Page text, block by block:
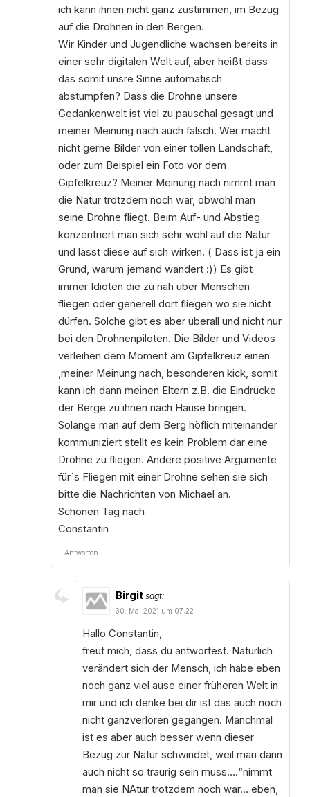
ich kann ihnen nicht ganz zustimmen, im Bezug
auf die Drohnen in den Bergen.
Wir Kinder und Jugendliche wachsen bereits in
einer sehr digitalen Welt auf, aber heißt dass
das somit unsre Sinne automatisch
abstumpfen? Dass die Drohne unsere
Gedankenwelt ist viel zu pauschal gesagt und
meiner Meinung nach auch falsch. Wer macht
nicht gerne Bilder von einer tollen Landschaft,
oder zum Beispiel ein Foto vor dem
Gipfelkreuz? Meiner Meinung nach nimmt man
die Natur trotzdem noch war, obwohl man
seine Drohne fliegt. Beim Auf- und Abstieg
konzentriert man sich sehr wohl auf die Natur
und lässt diese auf sich wirken. ( Dass ist ja ein
Grund, warum jemand wandert :)) Es gibt
immer Idioten die zu nah über Menschen
fliegen oder generell dort fliegen wo sie nicht
dürfen. Solche gibt es aber überall und nicht nur
bei den Drohnenpiloten. Die Bilder und Videos
verleihen dem Moment am Gipfelkreuz einen
,meiner Meinung nach, besonderen kick, somit
kann ich dann meinen Eltern z.B. die Eindrücke
der Berge zu ihnen nach Hause bringen.
Solange man auf dem Berg höflich miteinander
kommuniziert stellt es kein Problem dar eine
Drohne zu fliegen. Andere positive Argumente
für´s Fliegen mit einer Drohne sehen sie sich
bitte die Nachrichten von Michael an.
Schönen Tag nach
Constantin
Antworten
Birgit sagt:
30. Mai 2021 um 07:22
Hallo Constantin,
freut mich, dass du antwortest. Natürlich
verändert sich der Mensch, ich habe eben
noch ganz viel ause einer früheren Welt in
mir und ich denke bei dir ist das auch noch
nicht ganzverloren gegangen. Manchmal
ist es aber auch besser wenn dieser
Bezug zur Natur schwindet, weil man dann
auch nicht so traurig sein muss….“nimmt
man sie NAtur trotzdem noch war… eben,